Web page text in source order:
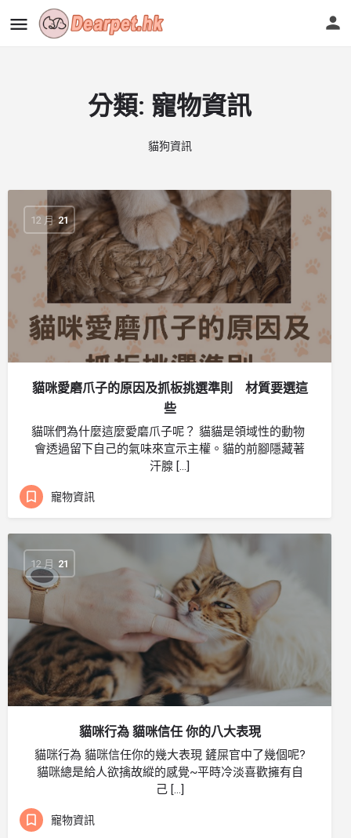
分類: 寵物資訊
貓狗資訊
12 月 21
貓咪愛磨爪子的原因及抓板挑選準則 ​​材質要選這
些
貓咪們為什麼這麼愛磨爪子呢？ ​貓貓是領域性的動物 ​​
會透過留下自己的氣味來宣示主權。​​貓的前腳隱藏著
汗腺 […]
寵物資訊
12 月 21
貓咪行為 貓咪信任 你的八大表現
貓咪行為 貓咪信任你的幾大表現 鏟屎官中了幾個呢?
貓咪總是給人欲擒故縱的感覺~平時冷淡喜歡擁有自
己 […]
寵物資訊